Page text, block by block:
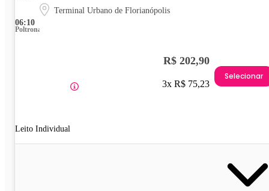
06:10
Terminal Urbano de Florianópolis
Poltrona
Leito Individual
R$ 202,90
3x R$ 75,23
Selecionar